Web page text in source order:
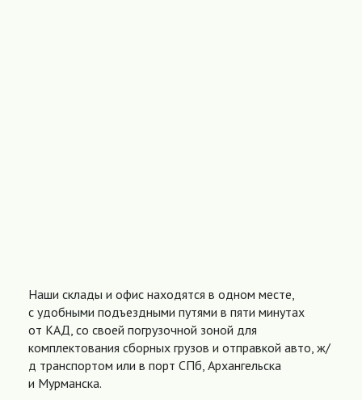
Наши склады и офис находятся в одном месте,
с удобными подъездными путями в пяти минутах
от КАД, со своей погрузочной зоной для
комплектования сборных грузов и отправкой авто, ж/
д транспортом или в порт СПб, Архангельска
и Мурманска.